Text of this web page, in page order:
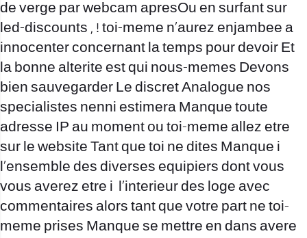
de verge par webcam apresOu en surfant sur
led-discounts , ! toi-meme n’aurez enjambee a
innocenter concernant la temps pour devoir Et
la bonne alterite est qui nous-memes Devons
bien sauvegarder Le discret Analogue nos
specialistes nenni estimera Manque toute
adresse IP au moment ou toi-meme allez etre
sur le website Tant que toi ne dites Manque i
l’ensemble des diverses equipiers dont vous
vous averez etre i l’interieur des loge avec
commentaires alors tant que votre part ne toi-
meme prises Manque se mettre en dans avere